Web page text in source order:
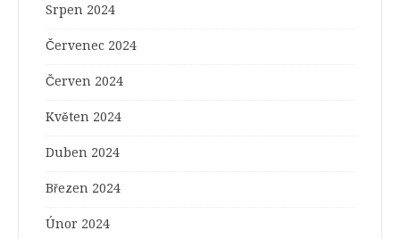
Srpen 2024
Červenec 2024
Červen 2024
Květen 2024
Duben 2024
Březen 2024
Únor 2024